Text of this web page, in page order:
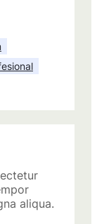
aliqua.